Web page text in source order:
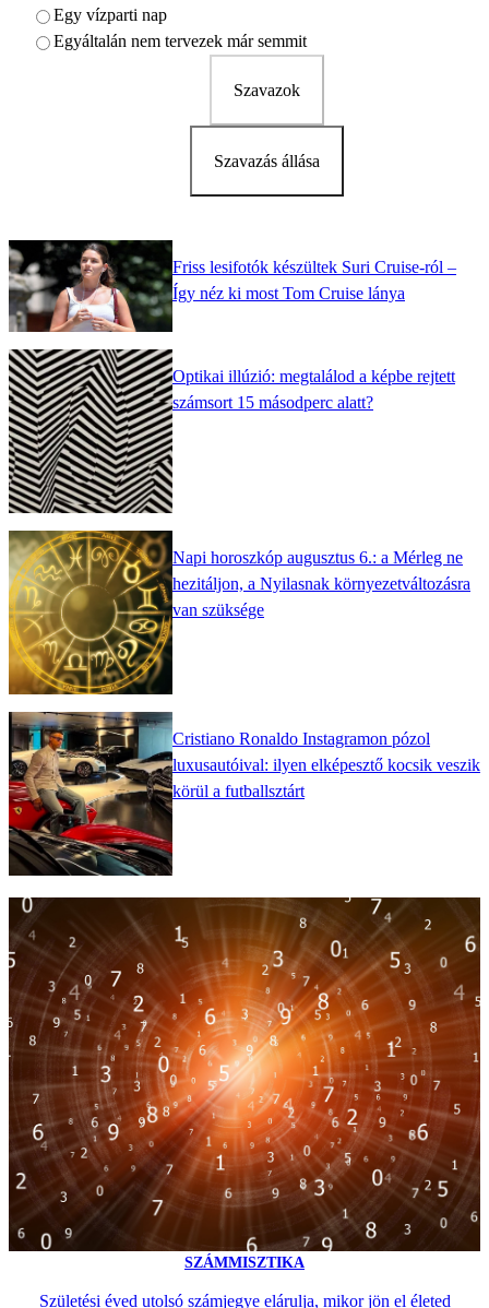
Egy vízparti nap
Egyáltalán nem tervezek már semmit
Szavazok
Szavazás állása
Friss lesifotók készültek Suri Cruise-ról –
Így néz ki most Tom Cruise lánya
Optikai illúzió: megtalálod a képbe rejtett
számsort 15 másodperc alatt?
Napi horoszkóp augusztus 6.: a Mérleg ne
hezitáljon, a Nyilasnak környezetváltozásra
van szüksége
Cristiano Ronaldo Instagramon pózol
luxusautóival: ilyen elképesztő kocsik veszik
körül a futballsztárt
SZÁMMISZTIKA
Születési éved utolsó számjegye elárulja, mikor jön el életed